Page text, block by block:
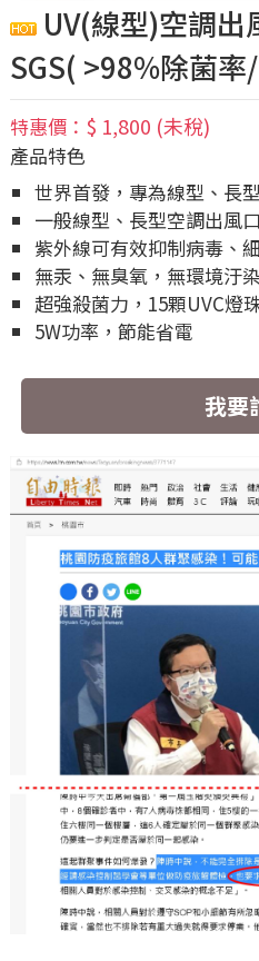
UV(線型)空調出
SGS( >98%除菌率
特惠價： $ 1,800 (未稅)
產品特色
世界首發，專為線型、長
一般線型、長型空調出風
紫外線可有效抑制病毒、
無汞、無臭氧，無環境汙染
超強殺菌力，15顆UVC燈
5W功率，節能省電
我要